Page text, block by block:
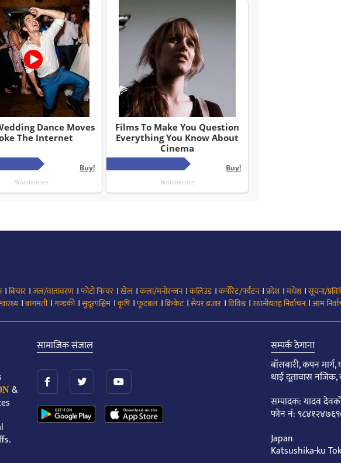
।बिचार ।जल/वातावरण ।फोटो फिचर ।खेल ।कला/मनोरन्जन।कलिउड।कर्पोरेट/पर्यटन।प्रदेश।मधेश।सूचना/
।बागमती।गण्डकी।सुदूरपश्चिम ।कृषि।फूटबल ।क्रिकेट।सेयर बजार ।विविध।स्थानीयतह निर्वाचन।आम
&
सामाजिक संजाल
सम्पर्क ठेगाना
बाँसबारी, कपन
थाई दूतावास नजिक,
सम्पादक: यादव
फोन नं:
Japan
Katsushika-ku